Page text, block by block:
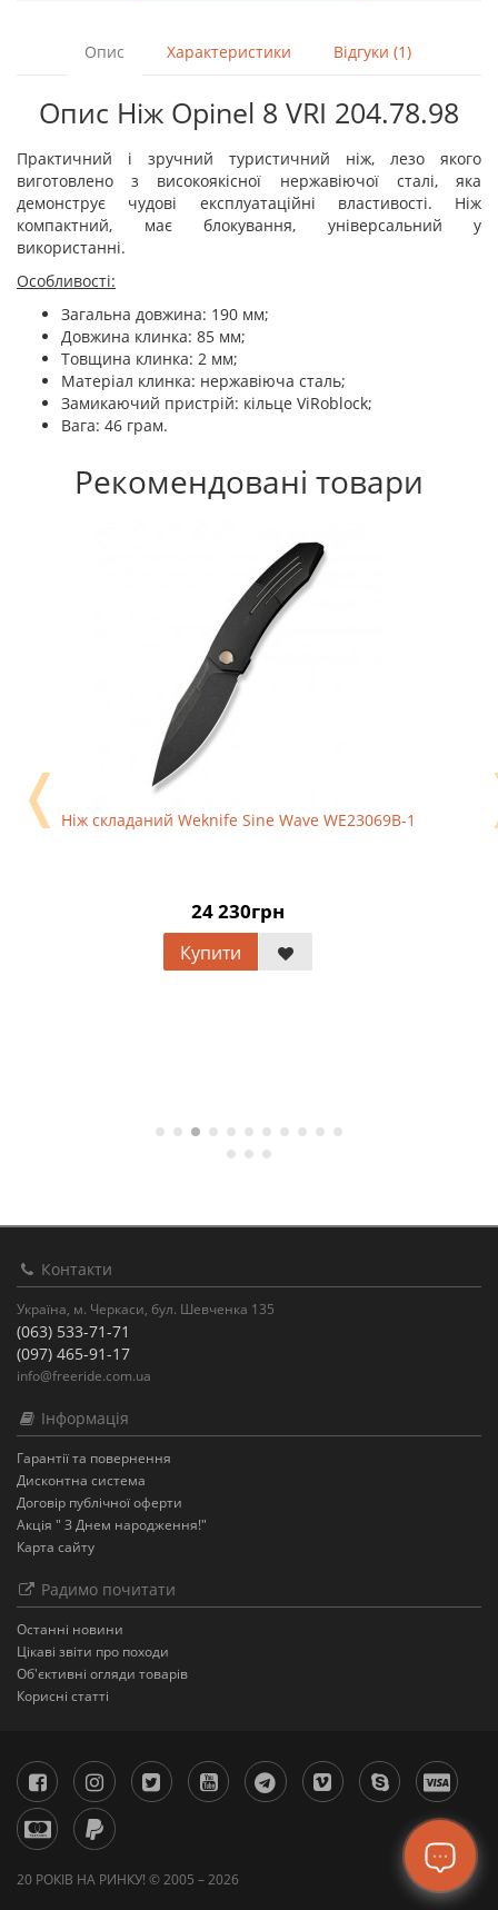
Опис Характеристики Відгуки (1)
Опис Ніж Opinel 8 VRI 204.78.98
Практичний і зручний туристичний ніж, лезо якого
виготовлено з високоякісної нержавіючої сталі, яка
демонструє чудові експлуатаційні властивості. Ніж
компактний, має блокування, універсальний у
використанні.
Особливості:
Загальна довжина: 190 мм;
Довжина клинка: 85 мм;
Товщина клинка: 2 мм;
Матеріал клинка: нержавіюча сталь;
Замикаючий пристрій: кільце ViRoblock;
Вага: 46 грам.
Рекомендовані товари
Ніж складаний Weknife Sine Wave WE23069B-1
24 230грн
Купити
❬
Контакти
Україна, м. Черкаси, бул. Шевченка 135
(063) 533-71-71
(097) 465-91-17
info@freeride.com.ua
Інформація
Гарантії та повернення
Дисконтна система
Договір публічної оферти
Акція " З Днем народження!"
Карта сайту
Радимо почитати
Останнi новини
Цікаві звіти про походи
Об'єктивні огляди товарів
Корисні статті
20 РОКІВ НА РИНКУ! © 2005 – 2026